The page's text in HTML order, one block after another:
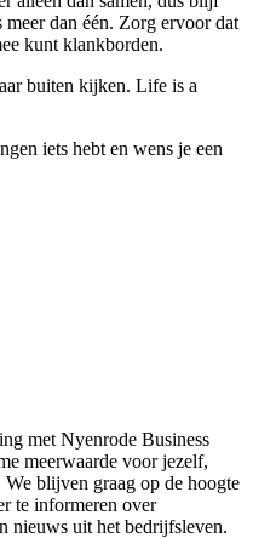
dan één. Zorg ervoor dat
kunt klankborden.
buiten kijken. Life is a
iets hebt en wens je een
met Nyenrode Business
meerwaarde voor jezelf,
blijven graag op de hoogte
te informeren over
nieuws uit het bedrijfsleven.